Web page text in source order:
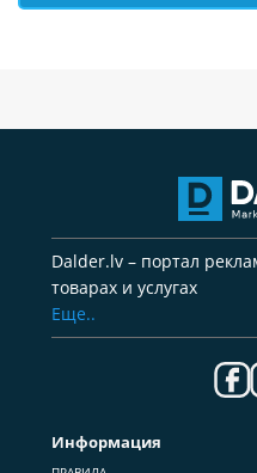
Dalder.lv – портал
товарах и услугах
Еще..
Информация